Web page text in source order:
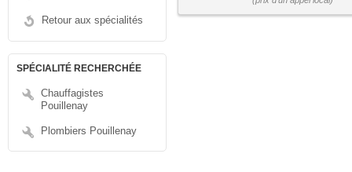
Retour aux spécialités
SPÉCIALITÉ RECHERCHÉE
Chauffagistes
Pouillenay
Plombiers Pouillenay